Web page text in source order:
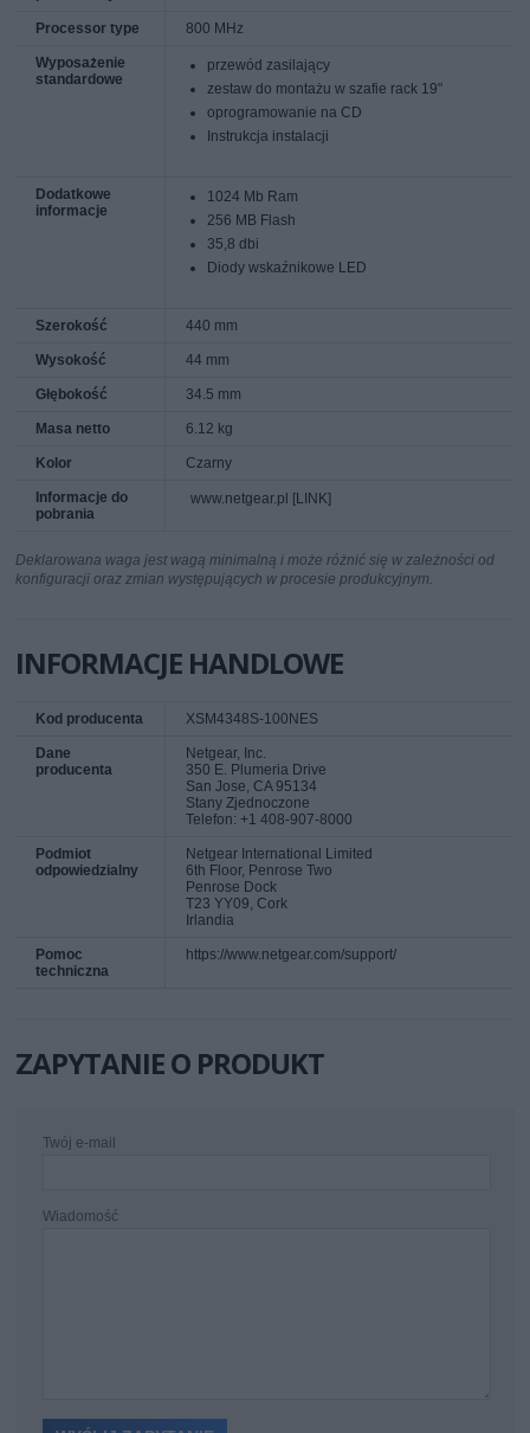
Processor type 800 MHz
Wyposażenie
standardowe
przewód zasilający
zestaw do montażu w szafie rack 19"
oprogramowanie na CD
Instrukcja instalacji
Dodatkowe
informacje
1024 Mb Ram
256 MB Flash
35,8 dbi
Diody wskaźnikowe LED
Szerokość 440 mm
Wysokość 44 mm
Głębokość 34.5 mm
Masa netto 6.12 kg
Kolor Czarny
Informacje do
pobrania
www.netgear.pl [LINK]
Deklarowana waga jest wagą minimalną i może różnić się w zależności od
konfiguracji oraz zmian występujących w procesie produkcyjnym.
INFORMACJE HANDLOWE
Kod producenta XSM4348S-100NES
Dane
producenta
Netgear, Inc.
350 E. Plumeria Drive
San Jose, CA 95134
Stany Zjednoczone
Telefon: +1 408-907-8000
Podmiot
odpowiedzialny
Netgear International Limited
6th Floor, Penrose Two
Penrose Dock
T23 YY09, Cork
Irlandia
Pomoc
techniczna
https://www.netgear.com/support/
ZAPYTANIE O PRODUKT
Twój e-mail
Wiadomość